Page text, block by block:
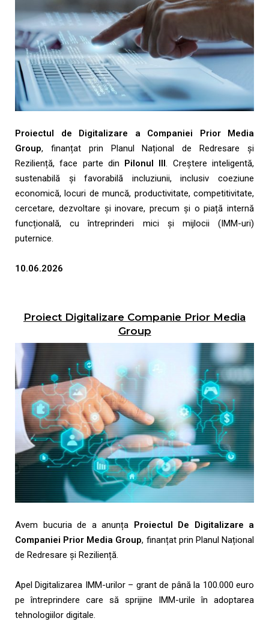
Proiectul de Digitalizare a Companiei Prior Media
Group, finanțat prin Planul Național de Redresare și
Reziliență, face parte din Pilonul III. Creștere inteligentă,
sustenabilă și favorabilă incluziunii, inclusiv coeziune
economică, locuri de muncă, productivitate, competitivitate,
cercetare, dezvoltare și inovare, precum și o piață internă
funcțională, cu întreprinderi mici și mijlocii (IMM-uri)
puternice.
10.06.2026
Proiect Digitalizare Companie Prior Media
Group
Avem bucuria de a anunța Proiectul De Digitalizare a
Companiei Prior Media Group, finanțat prin Planul Național
de Redresare și Reziliență.
Apel Digitalizarea IMM-urilor – grant de până la 100.000 euro
pe întreprindere care să sprijine IMM-urile în adoptarea
tehnologiilor digitale.